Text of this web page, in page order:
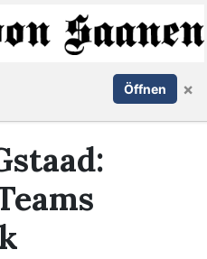
Anmelden
Öffnen ×